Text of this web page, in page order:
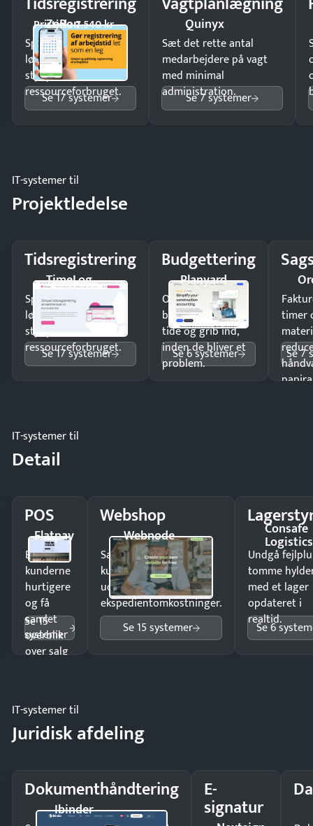
ZeBon
Pristjek: 7.540 kr
Spar tid på
lønberegning og få
styr på
ressourceforbruget.
Se 17 systemer
Quinyx
Sæt det rette antal
medarbejdere på vagt
med minimal
administration.
Se 7 systemer
IT-systemer til
Projektledelse
Tidsregistrering
TimeLog
Spar tid på
lønberegning og få
styr på
ressourceforbruget.
Se 17 systemer
Budgettering
Planyard
Opdag
budgetafvigelser i
tide og grib ind,
inden de bliver et
problem.
Se 6 systemer
timer
Se 7
IT-systemer til
Detail
POS
Flatpay
Ekspedér
kunderne
hurtigere
og få
samlet
overblik
over salg
Se 15
systemer
Webshop
Webnode
Sælg produkter 24/7 til
kunder i hele landet
uden
ekspedientomkostninger.
Se 15 systemer
Consafe
Logistics
Undgå
tomme
med et lager
opdateret i
realtid.
Se 6
IT-systemer til
Juridisk afdeling
Dokumenthåndtering
Ibinder
E-
signatur